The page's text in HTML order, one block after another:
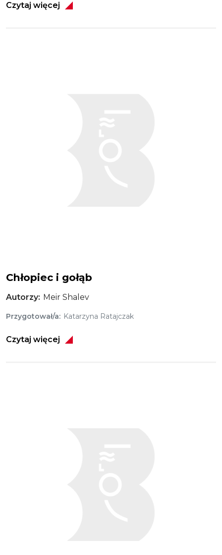
Czytaj więcej
Chłopiec i gołąb
Autorzy Meir Shalev
Przygotował/a Katarzyna Ratajczak
Czytaj więcej